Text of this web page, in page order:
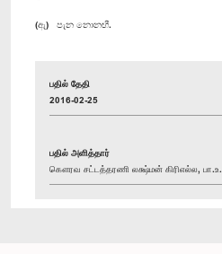
(ඇ) ‍ පැන නොනඟී.
பதில் தேதி
2016-02-25
பதில் அளித்தார்
கௌரவ சட்டத்தரணி லக்ஷ்மன் கிரிஎல்ல, பா.உ.